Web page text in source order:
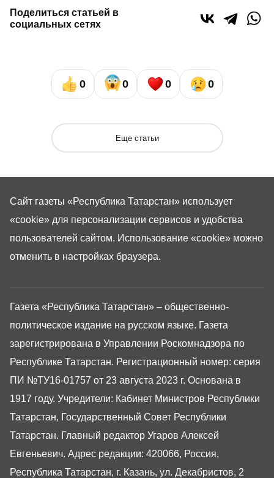
Поделиться статьей в
социальных сетях
0 0 0 0
Еще статьи
Газета «Республика Татарстан» – общественно-
политическое издание на русском языке. Газета
зарегистрирована в Управлении Роскомнадзора по
Республике Татарстан. Регистрационный номер: серия
ПИ №ТУ16-01757 от 23 августа 2023 г. Основана в
1917 году. Учредители: Кабинет Министров Республики
Татарстан, Государственный Совет Республики
Татарстан. Главный редактор Угаров Алексей
Евгеньевич. Адрес редакции: 420066, Россия,
Республика Татарстан, г. Казань, ул. Декабристов, 2
Сайт газеты «Республика Татарстан» использует
«cookie» для персонализации сервисов и удобства
пользователей сайтом. Использование «cookie» можно
отменить в настройках браузера.